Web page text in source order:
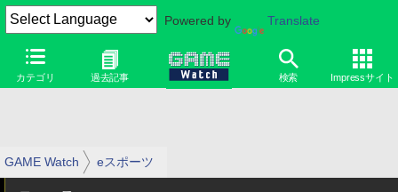
Powered by Translate
カテゴリ 過去記事 検索 Impressサイト
GAME Watch eスポーツ